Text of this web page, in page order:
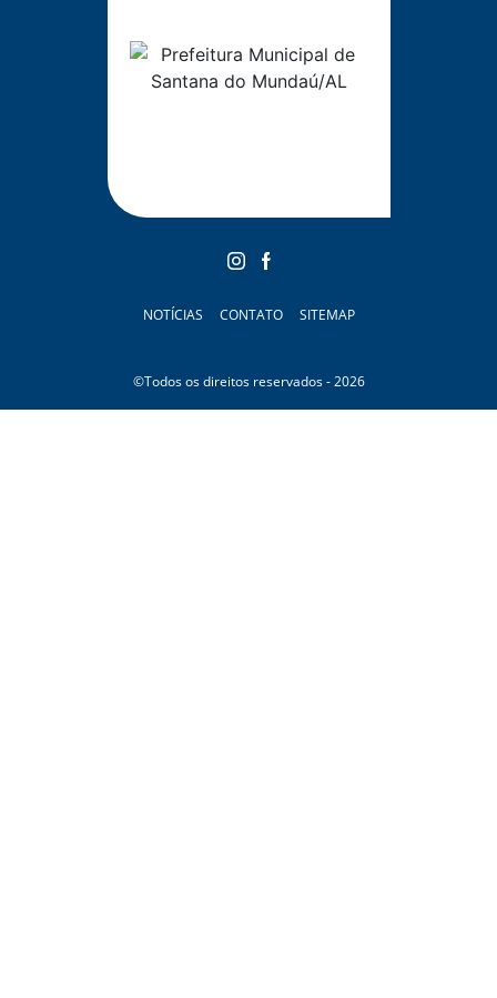
NOTÍCIAS CONTATO SITEMAP
©Todos os direitos reservados - 2026